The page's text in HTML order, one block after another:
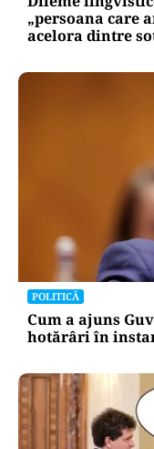
„persoana care
acelora dintre
POLITICĂ
Cum a ajuns
hotărâri în